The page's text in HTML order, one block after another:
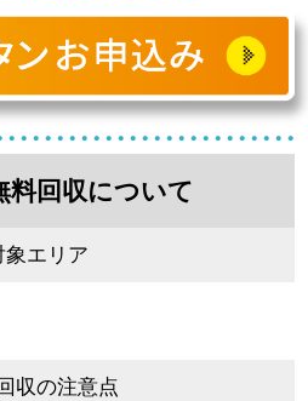
料回収について
象エリア
収の注意点